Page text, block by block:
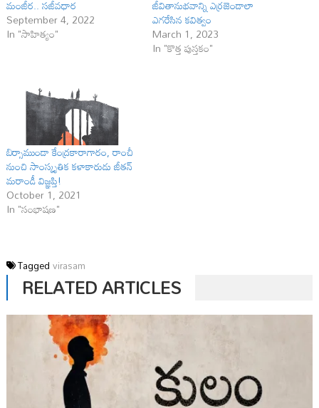
మంజీర.. స‌జీవధార
September 4, 2022
In "సాహిత్యం"
జీవితానుభవాన్ని ఎర్రజెండాలా
ఎగరేసిన కవిత్వం
March 1, 2023
In "కొత్త పుస్తకం"
బిర్సాముండా కేంద్రకారాగారం, రాంచీ
నుంచి సాంస్కృతిక కళాకారుడు జీతన్‌
మరాండీ విజ్ఞప్తి!
October 1, 2021
In "సంభాషణ"
Taggedvirasam
RELATED ARTICLES